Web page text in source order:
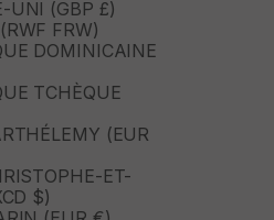
UNI (GBP £)
FRW)
DOMINICAINE
TCHÈQUE
(EUR
ET-
$)